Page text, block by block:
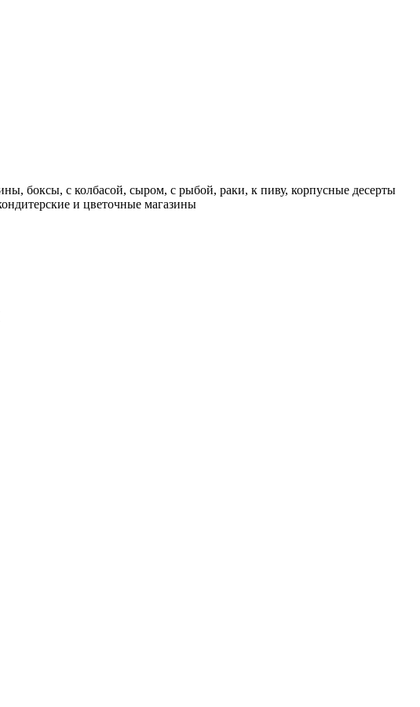
боксы, с колбасой, сыром, с рыбой, раки, к пиву, корпусные десерты
и цветочные магазины